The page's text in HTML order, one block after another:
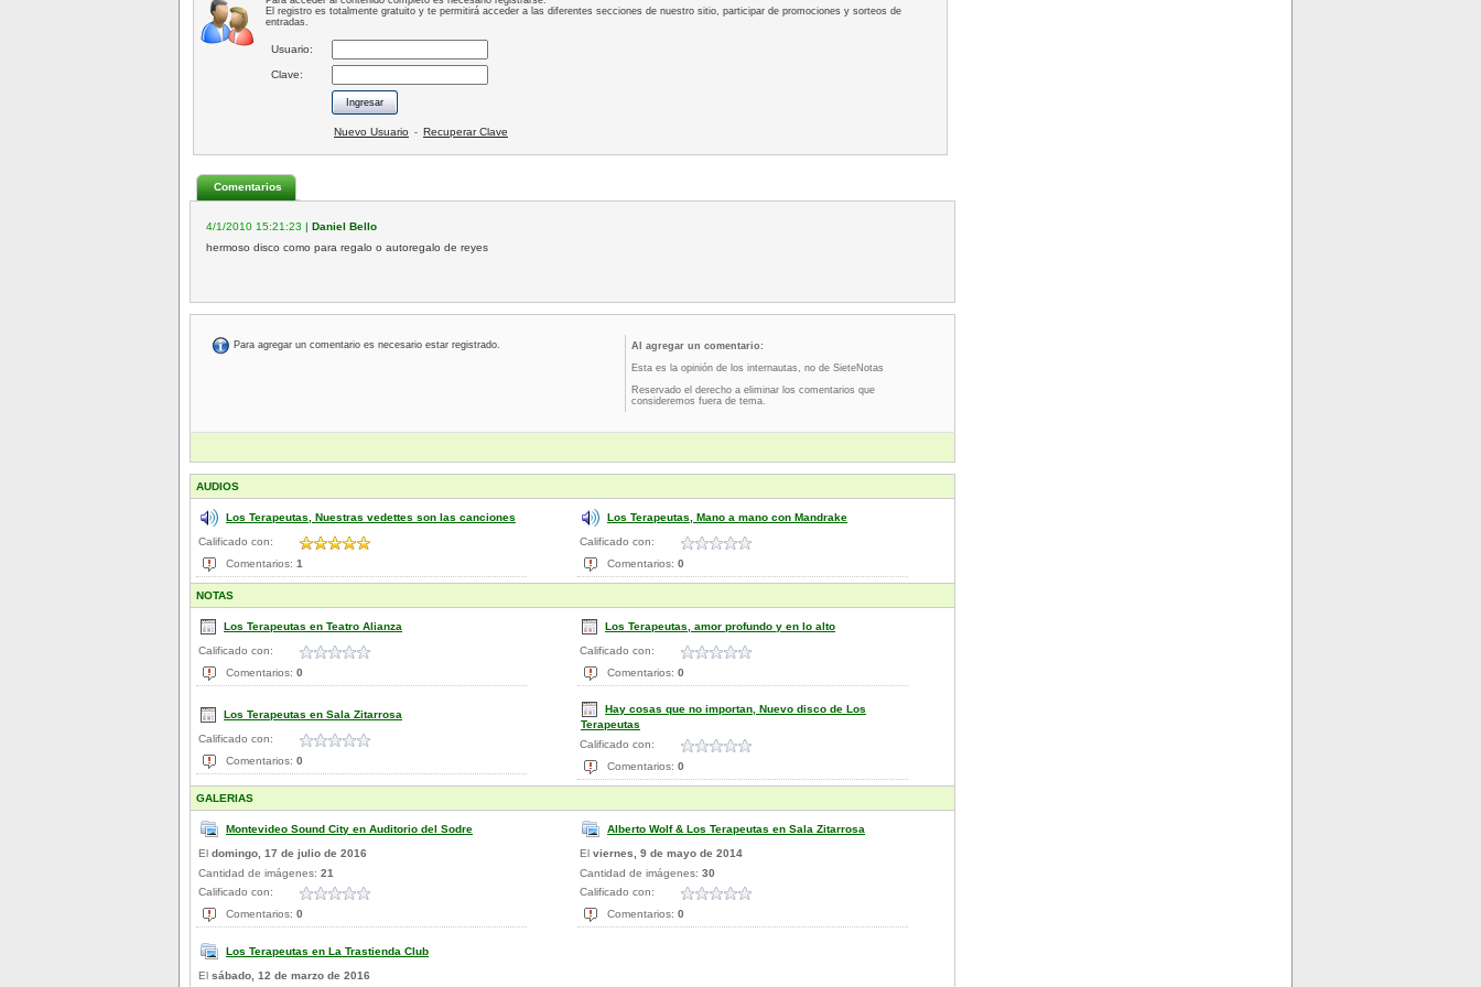
El registro es totalmente gratuito y te permitirá acceder a las diferentes secciones de nuestro sitio, participar de promociones y sorteos de
entradas.
Usuario:
Clave:
Nuevo Usuario - Recuperar Clave
Comentarios
4/1/2010 15:21:23 | Daniel Bello
hermoso disco como para regalo o autoregalo de reyes
Para agregar un comentario es necesario estar registrado.
Al agregar un comentario:
Esta es la opinión de los internautas, no de SieteNotas
Reservado el derecho a eliminar los comentarios que
consideremos fuera de tema.
AUDIOS
Los Terapeutas, Nuestras vedettes son las canciones
Calificado con:
Comentarios: 1
Los Terapeutas, Mano a mano con Mandrake
Calificado con:
Comentarios: 0
NOTAS
Los Terapeutas en Teatro Alianza
Calificado con:
Comentarios: 0
Los Terapeutas, amor profundo y en lo alto
Calificado con:
Comentarios: 0
Los Terapeutas en Sala Zitarrosa
Calificado con:
Comentarios: 0
Hay cosas que no importan, Nuevo disco de Los
Terapeutas
Calificado con:
Comentarios: 0
GALERIAS
Montevideo Sound City en Auditorio del Sodre
El domingo, 17 de julio de 2016
Cantidad de imágenes: 21
Calificado con:
Comentarios: 0
Alberto Wolf & Los Terapeutas en Sala Zitarrosa
El viernes, 9 de mayo de 2014
Cantidad de imágenes: 30
Calificado con:
Comentarios: 0
Los Terapeutas en La Trastienda Club
El sábado, 12 de marzo de 2016